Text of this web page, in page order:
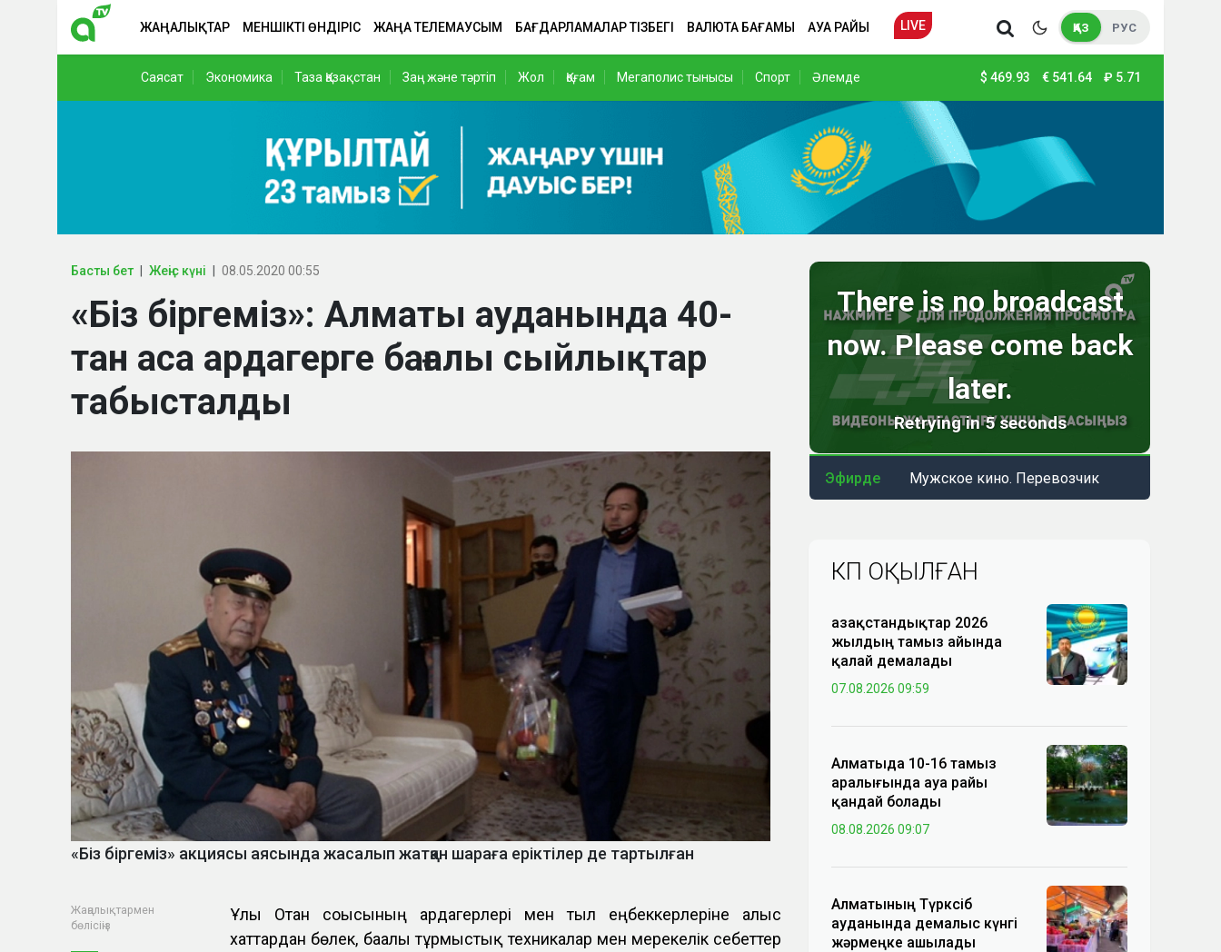
ЖАҢАЛЫҚТАР МЕНШІКТІ ӨНДІРІС ЖАҢА ТЕЛЕМАУСЫМ БАҒДАРЛАМАЛАР ТІЗБЕГІ ВАЛЮТА БАҒАМЫ АУА РАЙЫ LIVE ҚАЗ РУС
Саясат Экономика Таза Қазақстан Заң және тәртіп Жол Қоғам Мегаполис тынысы Спорт Әлемде $ 469.93 € 541.64 ₽ 5.71
Басты бет Жеңіс күні 08.05.2020 00:55
«Біз біргеміз»: Алматы ауданында 40-
тан аса ардагерге бағалы сыйлықтар
табысталды
«Біз біргеміз» акциясы аясында жасалып жатқан шараға еріктілер де тартылған
Жаңалықтармен
бөлісіңіз
Ұлы Отан соғысының ардагерлері мен тыл еңбеккерлеріне алғыс
хаттардан бөлек, бағалы тұрмыстық техникалар мен мерекелік себеттер
Эфирде Мужское кино. Перевозчик
КӨП ОҚЫЛҒАН
Қазақстандықтар 2026
жылдың тамыз айында
қалай демалады
07.08.2026 09:59
Алматыда 10-16 тамыз
аралығында ауа райы
қандай болады
08.08.2026 09:07
Алматының Түрксіб
ауданында демалыс күнгі
жәрмеңке ашылады